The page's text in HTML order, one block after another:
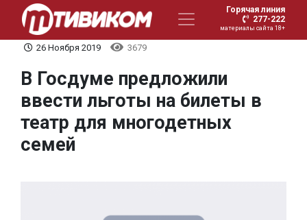
Горячая линия
277-222
материалы сайта 18+
26 Ноября 2019 3679
В Госдуме предложили
ввести льготы на билеты в
театр для многодетных
семей